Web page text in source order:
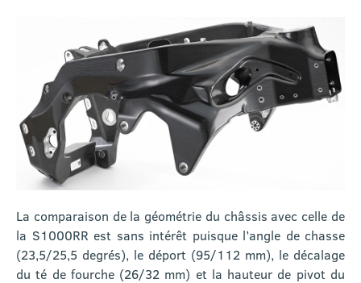
La comparaison de la géométrie du châssis avec celle de
la S1000RR est sans intérêt puisque l’angle de chasse
(23,5/25,5 degrés), le déport (95/112 mm), le décalage
du té de fourche (26/32 mm) et la hauteur de pivot du